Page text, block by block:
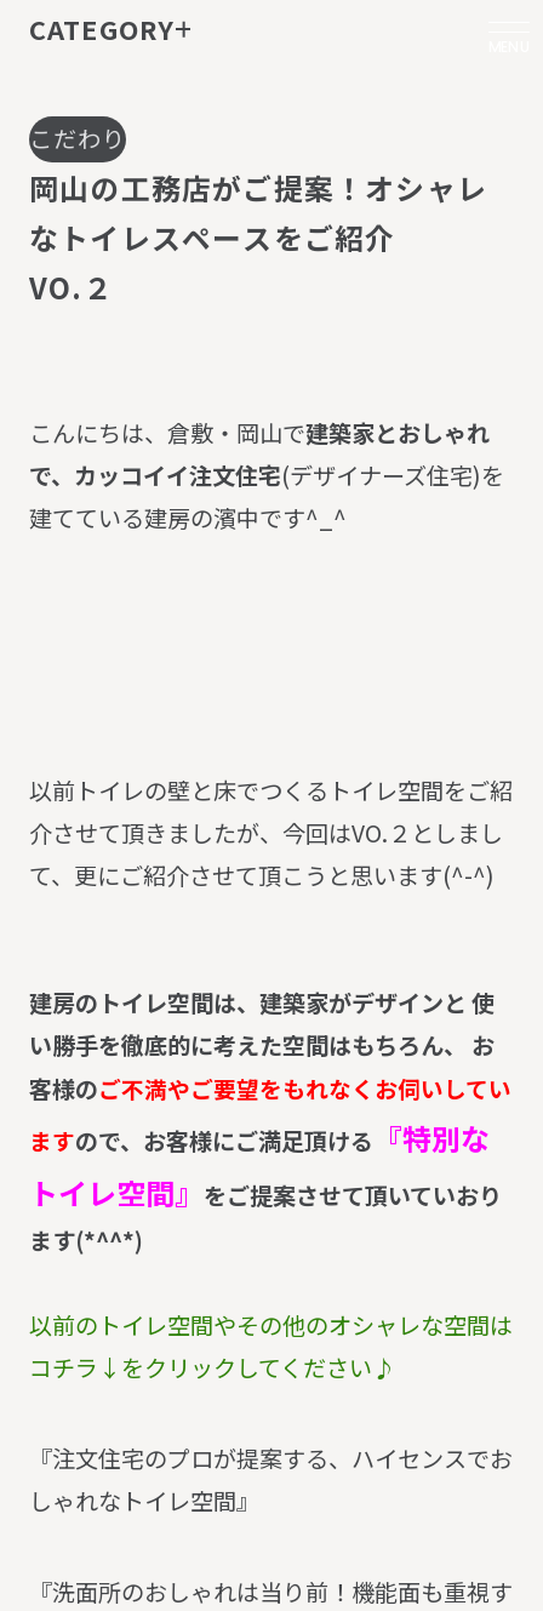
こだわり
岡山の工務店がご提案 ！ オシ ャ レ
な トイ レスペースをご紹介
VO. ２
こんにちは、倉敷・岡山で建築家とおしゃれ
で、カッコイイ注文住宅(デザイナーズ住宅)を
建てている建房の濱中です^_^
以前トイレの壁と床でつくるトイレ空間をご紹
介させて頂きましたが、今回はVO.２としまし
て、更にご紹介させて頂こうと思います(^-^)
建房のトイレ空間は、建築家がデザインと 使
い勝手を徹底的に考えた空間はもちろん、 お
客様のご不満やご要望をもれなくお伺いしてい
ますので、お客様にご満足頂ける 『特別な
トイレ空間』 をご提案させて頂いていおり
ます(*^^*)
以前のトイレ空間やその他のオシャレな空間は
コチラ↓をクリックしてください♪
『注文住宅のプロが提案する、ハイセンスでお
しゃれなトイレ空間』
『洗面所のおしゃれは当り前！機能面も重視す
CATEGORY